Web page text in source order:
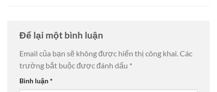
Để lại một bình luận
Email của bạn sẽ không được hiển thị công khai. Các
trường bắt buộc được đánh dấu *
Bình luận*